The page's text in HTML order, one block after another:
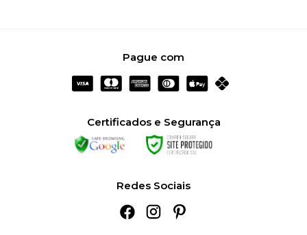
Pague com
Certificados e Segurança
Redes Sociais